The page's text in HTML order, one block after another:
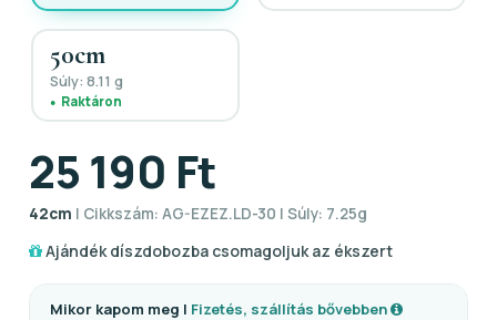
50cm
Súly: 8.11 g
Raktáron
25 190 Ft
42cm | Cikkszám: AG-EZEZ.LD-30 | Súly: 7.25g
Ajándék díszdobozba csomagoljuk az ékszert
Mikor kapom meg | Fizetés, szállítás bővebben